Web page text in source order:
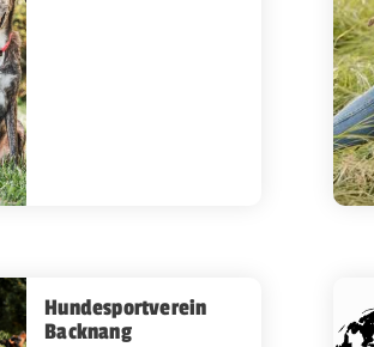
Hundesportverein
Backnang